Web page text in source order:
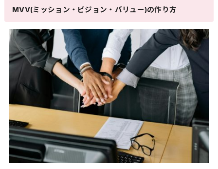
MVV(ミッション・ビジョン・バリュー)の作り方